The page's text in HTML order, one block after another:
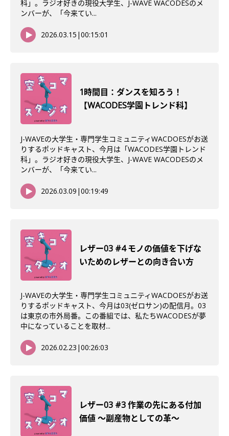
科」。ラジオ好きの現役大学生、J-WAVE WACODESのメ
ンバーが、「今来てい...
2026.03.15 |00:15:01
1時間目：ダンスを知ろう！
【WACODES学園トレンド科】
J-WAVEの大学生・専門学生コミュニティWACDOESがお送
りするポッドキャスト、今月は「WACODES学園トレンド
科」。ラジオ好きの現役大学生、J-WAVE WACODESのメ
ンバーが、「今来てい...
2026.03.09 |00:19:49
レザー03 #4 モノの価値を下げな
いためのレザーとの向き合い方
J-WAVEの大学生・専門学生コミュニティWACDOESがお送
りするポッドキャスト、今月は03(ゼロサン)の配信月。03
は東京の市外局番。この番組では、私たちWACODESが夢
中になっていることを取材...
2026.02.23 |00:26:03
レザー03 #3 作業の先にある付加
価値 〜副産物としての革〜